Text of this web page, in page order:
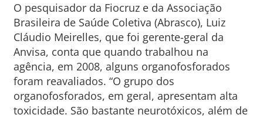
O pesquisador da Fiocruz e da Associação
Brasileira de Saúde Coletiva (Abrasco), Luiz
Cláudio Meirelles, que foi gerente-geral da
Anvisa, conta que quando trabalhou na
agência, em 2008, alguns organofosforados
foram reavaliados. “O grupo dos
organofosforados, em geral, apresentam alta
toxicidade. São bastante neurotóxicos, além de